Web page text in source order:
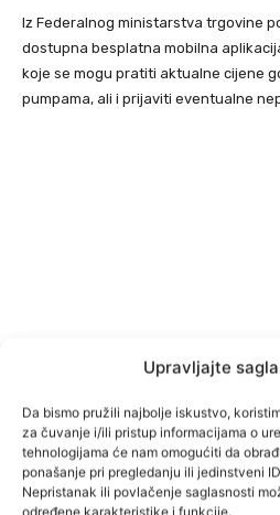
Upravljajte
Da bismo pružili najbolje iskustvo,
za čuvanje i/ili pristup informacijama o
tehnologijama će nam omogućiti da
ponašanje pri pregledanju ili jedinstveni
Nepristanak ili povlačenje saglasnosti
određene karakteristike i funkcije.
Iz Federalnog ministarstva trgovine
dostupna besplatna mobilna aplikacija
koje se mogu pratiti aktualne cijene
pumpama, ali i prijaviti eventualne